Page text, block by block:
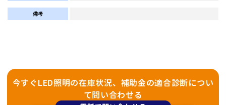
備考
今すぐLED照明の在庫状況、補助金の適合診断につい
て問い合わせる